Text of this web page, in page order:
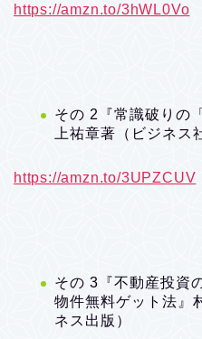
https://amzn.to/3hWL0Vo
その 2『常識破りの
上祐章著（ビジネス
https://amzn.to/3UPZCUV
その 3『不動産投資
物件無料ゲット法』
ネス出版）